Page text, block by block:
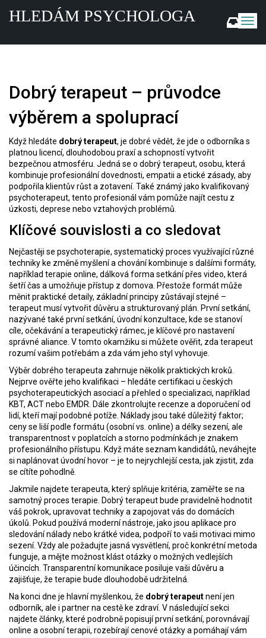
Z
b
v
a
c
HLEDÁM PSYCHOLOGA
Dobrý terapeut – průvodce
výběrem a spoluprací
Když hledáte dobrý terapeut, je dobré vědět, že jde o odborníka s
platnou licencí, dlouhodobou praxí a schopností vytvořit
bezpečnou atmosféru. Jedná se o dobrý terapeut, osobu, která
kombinuje profesionální dovednosti, empatii a etické zásady, aby
podpořila klientův růst a zotavení. Také známý jako kvalifikovaný
psychoterapeut, tento profesionál vám pomůže najít cestu z
úzkosti, deprese nebo vztahových problémů.
Klíčové souvislosti a co sledovat
Nejčastěji se psychoterapie, systematický proces využívající různé
techniky ke změně myšlení a chováníkombinuje s dalšími formáty,
například terapie online, dálková forma setkání přes video, která
šetří čas a umožňuje přístup z domova . Přestože formát může
měnit praktické detaily, základní principy zůstávají stejné –
terapeut musí vytvořit důvěru a strukturovaný plán. První setkání,
nazývané také první setkání, úvodní konzultace, kde se stanoví
cíle, očekávání a terapeutický rámec, je klíčové pro nastavení
správné aliance. V tomto okamžiku si můžete ověřit, zda terapeut
rozumí vašim potřebám a zda vám jeho styl vyhovuje.
Výběr dobrého terapeuta zahrnuje několik praktických kroků.
Nejprve ověřte jeho kvalifikaci – hledáte certifikaci u českých
psychoterapeutických asociací a přehled o specializaci, například
KBT, ACT nebo EMDR. Dále zkontrolujte recenze a doporučení od
lidí, kteří mají podobné potíže. Náklady jsou také důležitý faktor;
ceny se liší podle formátu (osobní vs. online) a délky sezení, ale
transparentnost v poplatcích a storno podmínkách je znakem
profesionálního přístupu. Když máte seznam kandidátů, neváhejte
si naplánovat úvodní hovor – je to nejrychlejší cesta, jak zjistit, zda
se cítíte pohodlně.
Jakmile najdete terapeuta, který splňuje kritéria, zaměřte se na
samotný proces terapie. Dobrý terapeut bude pravidelně hodnotit
váš pokrok, upravovat techniky a zapojovat vás do domácích
úkolů. Pokud používá moderní nástroje, jako jsou aplikace pro
sledování nálady nebo krátké videa, podpoří to vaši motivaci mimo
sezení. Vždy ale požadujte jasná vysvětlení, proč konkrétní metoda
funguje, a mějte možnost klást otázky o možných vedlejších
účincích. Transparentní komunikace posiluje vaši důvěru a
zajišťuje, že terapie bude dlouhodobě udržitelná.
Na konci dne je hlavní myšlenkou, že dobrý terapeutnení jen
odborník, ale i partner na cestě ke zdraví. V následující sekci
najdete články, které podrobně popisují první setkání, porovnávají
online a osobní terapii, rozebírají cenové otázky a pomáhají vám